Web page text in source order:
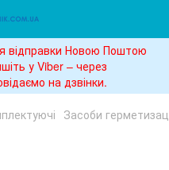
відправки Новою Поштою
у Viber – через
на дзвінки.
Засоби